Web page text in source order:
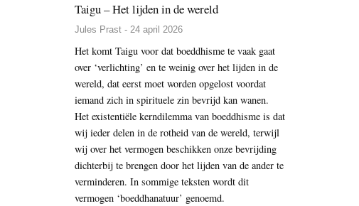
Taigu – Het lijden in de wereld
Jules Prast - 24 april 2026
Het komt Taigu voor dat boeddhisme te vaak gaat
over ‘verlichting’ en te weinig over het lijden in de
wereld, dat eerst moet worden opgelost voordat
iemand zich in spirituele zin bevrijd kan wanen.
Het existentiële kerndilemma van boeddhisme is dat
wij ieder delen in de rotheid van de wereld, terwijl
wij over het vermogen beschikken onze bevrijding
dichterbij te brengen door het lijden van de ander te
verminderen. In sommige teksten wordt dit
vermogen ‘boeddhanatuur’ genoemd.